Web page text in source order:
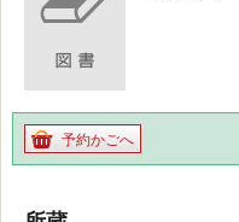
予約かごへ